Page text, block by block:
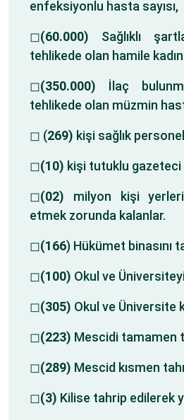
enfeksiyonlu hasta sayısı,
◻(60.000) Sağlıklı
tehlikede olan hamile kadın
◻(350.000) İlaç
tehlikede olan müzmin
◻ (269) kişi sağlık
◻(10) kişi tutuklu gazeteci
◻(02) milyon kişi
etmek zorunda kalanlar.
◻(166) Hükümet binasını
◻(100) Okul ve
◻(305) Okul ve Üniversite
◻(223) Mescidi tamamen
◻(289) Mescid kısmen
◻(3) Kilise tahrip edilerek